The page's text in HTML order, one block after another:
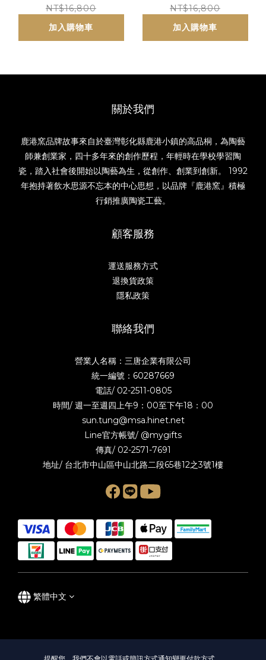
NT$16,800
加入購物車
NT$16,800
加入購物車
關於我們
鹿港窯品牌故事來自於臺灣彰化縣鹿港小鎮的高品桐，為陶藝
師兼創業家，四十多年來的創作歷程，年輕時在學校學習陶
瓷，踏入社會後開始以陶藝為生，從創作、創業到創新。 1992
年抱持著飲水思源不忘本的中心思想，以品牌『鹿港窯』積極
行銷推廣陶瓷工藝。
顧客服務
運送服務方式
退換貨政策
隱私政策
聯絡我們
營業人名稱：三唐企業有限公司
統一編號：60287669
電話/ 02-2511-0805
時間/ 週一至週四上午9：00至下午18：00
sun.tung@msa.hinet.net
Line官方帳號/ @mygifts
傳真/ 02-2571-7691
地址/ 台北市中山區中山北路二段65巷12之3號1樓
繁體中文